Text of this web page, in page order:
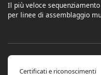
Il più veloce
per linee di assemblaggio
Certificati e riconoscimenti